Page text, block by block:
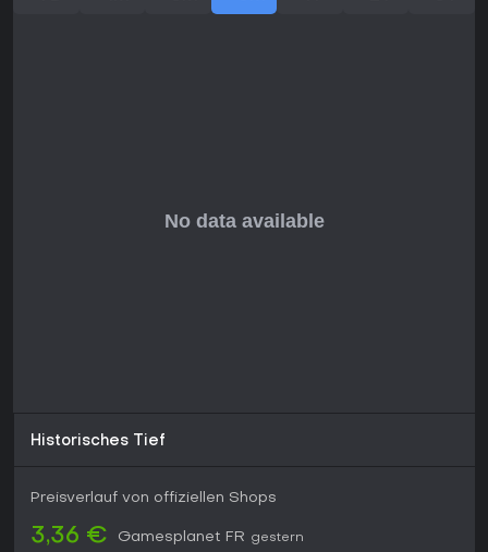
Historisches Tief
Preisverlauf von offiziellen Shops
3,36 € Gamesplanet FR gestern